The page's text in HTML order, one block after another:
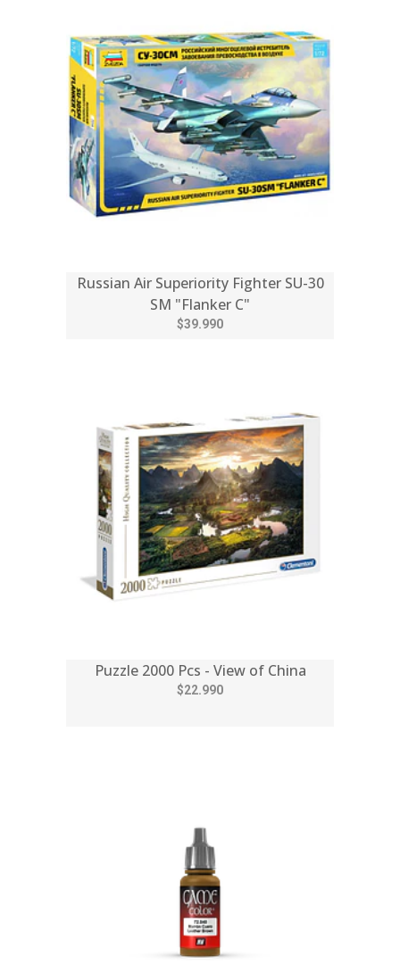
Russian Air Superiority Fighter SU-30
SM "Flanker C"
$39.990
Puzzle 2000 Pcs - View of China
$22.990